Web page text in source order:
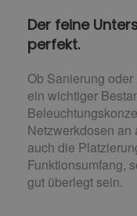
Der feine
perfekt.
Ob Sanierung oder
ein wichtiger
Beleucht
Netzwerkdosen
auch die
Funktionsumfang,
gut überlegt sein.